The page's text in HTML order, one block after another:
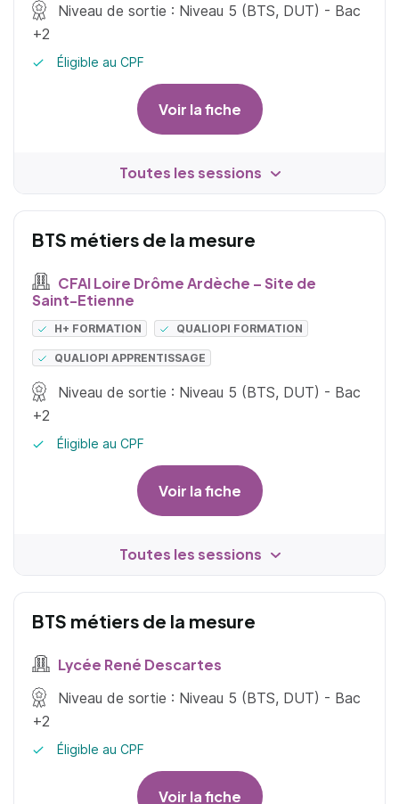
Niveau de sortie : Niveau 5 (BTS, DUT) - Bac
+2
Éligible au CPF
Voir la fiche
Toutes les sessions
BTS métiers de la mesure
CFAI Loire Drôme Ardèche – Site de
Saint-Etienne
H+ FORMATION QUALIOPI FORMATION
QUALIOPI APPRENTISSAGE
Niveau de sortie : Niveau 5 (BTS, DUT) - Bac
+2
Éligible au CPF
Voir la fiche
Toutes les sessions
BTS métiers de la mesure
Lycée René Descartes
Niveau de sortie : Niveau 5 (BTS, DUT) - Bac
+2
Éligible au CPF
Voir la fiche